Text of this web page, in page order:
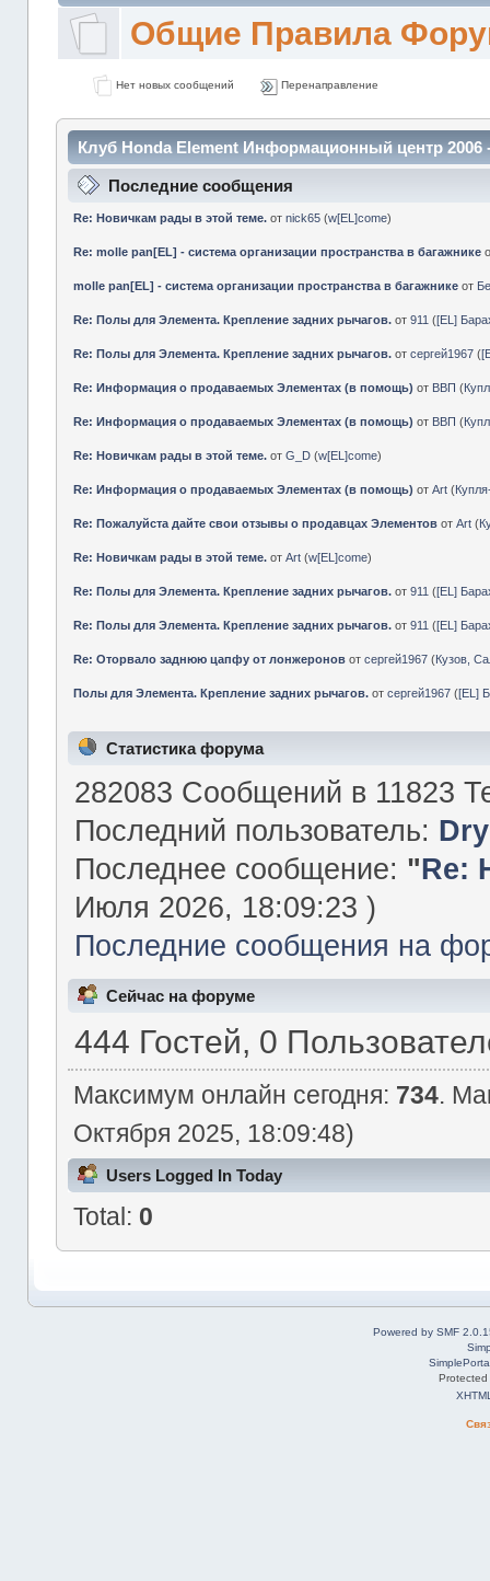
Общие Правила
Нет новых сообщений Перенаправление
Клуб Honda Element Информационный центр
Последние сообщения
Re: Новичкам рады в этой теме. отnick65 (w[EL]come)
Re: molle pan[EL] - система организации пространства в багажнике
molle pan[EL] - система организации пространства в багажнике от
Re: Полы для Элемента. Крепление задних рычагов. от911 ([EL]
Re: Полы для Элемента. Крепление задних рычагов. отсергей1967 (
Re: Информация о продаваемых Элементах (в помощь) от ВВП (
Re: Информация о продаваемых Элементах (в помощь) от ВВП (
Re: Новичкам рады в этой теме. отG_D (w[EL]come)
Re: Информация о продаваемых Элементах (в помощь) отArt (
Re: Пожалуйста дайте свои отзывы о продавцах Элементов отArt (
Re: Новичкам рады в этой теме. отArt (w[EL]come)
Re: Полы для Элемента. Крепление задних рычагов. от911 ([EL]
Re: Полы для Элемента. Крепление задних рычагов. от911 ([EL]
Re: Оторвало заднюю цапфу от лонжеронов отсергей1967 (Кузов,
Полы для Элемента. Крепление задних рычагов. отсергей1967 ([EL]
Статистика форума
282083 Сообщений в 11823
Последний пользователь: Dry
Последнее сообщение: "Re:
Июля 2026, 18:09:23 )
Последние сообщения на
Сейчас на форуме
444 Гостей, 0
Максимум онлайн сегодня: 734.
Октября 2025, 18:09:48)
Users Logged In Today
Total: 0
Powered by SMF